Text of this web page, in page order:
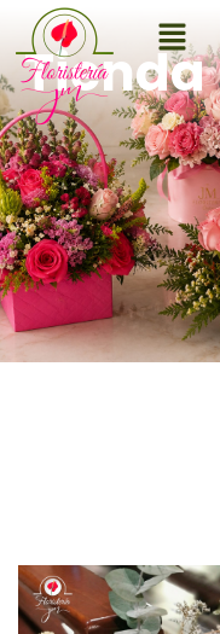
Tienda
Be
Tu
será
están
Your